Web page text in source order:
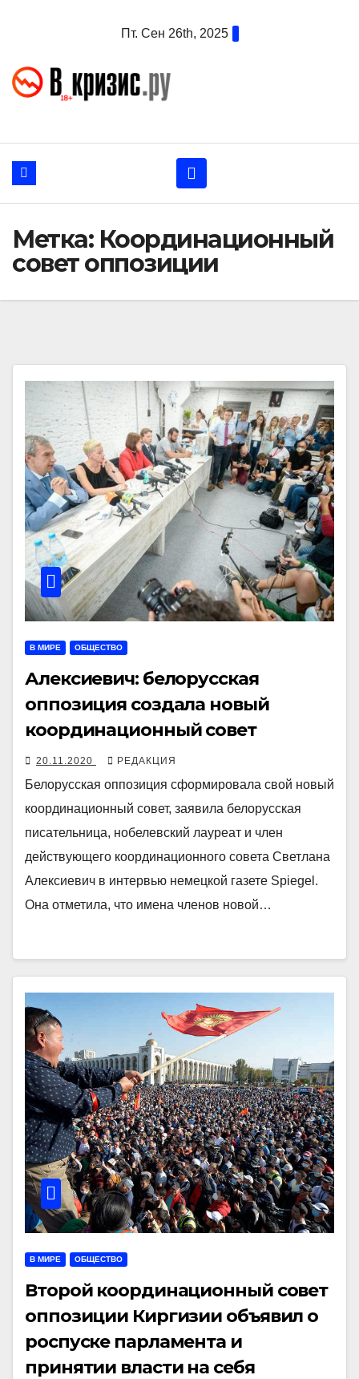
Пт. Сен 26th, 2025
Метка: Координационный
совет оппозиции
В МИРЕ ОБЩЕСТВО
Алексиевич: белорусская
оппозиция создала новый
координационный совет
20.11.2020 РЕДАКЦИЯ
Белорусская оппозиция сформировала свой новый
координационный совет, заявила белорусская
писательница, нобелевский лауреат и член
действующего координационного совета Светлана
Алексиевич в интервью немецкой газете Spiegel.
Она отметила, что имена членов новой…
В МИРЕ ОБЩЕСТВО
Второй координационный совет
оппозиции Киргизии объявил о
роспуске парламента и
принятии власти на себя